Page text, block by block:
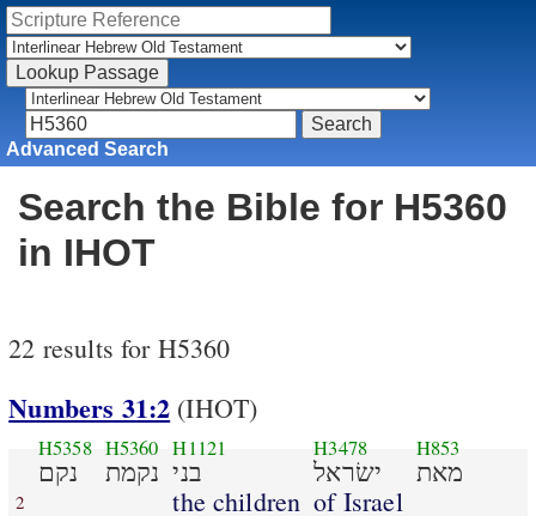
Advanced Search
Search the Bible for H5360
in IHOT
22 results for H5360
Numbers 31:2 (IHOT)
2
H5358
נקם
H5360
נקמת
H1121
בני
the children
H3478
ישׂראל
of Israel
H853
מאת